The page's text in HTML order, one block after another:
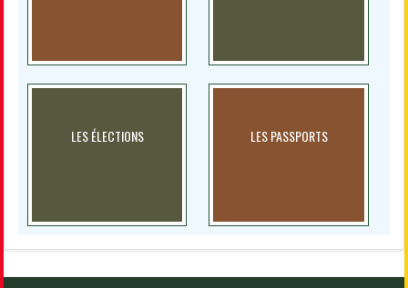
LES ÉLECTIONS LES PASSPORTS